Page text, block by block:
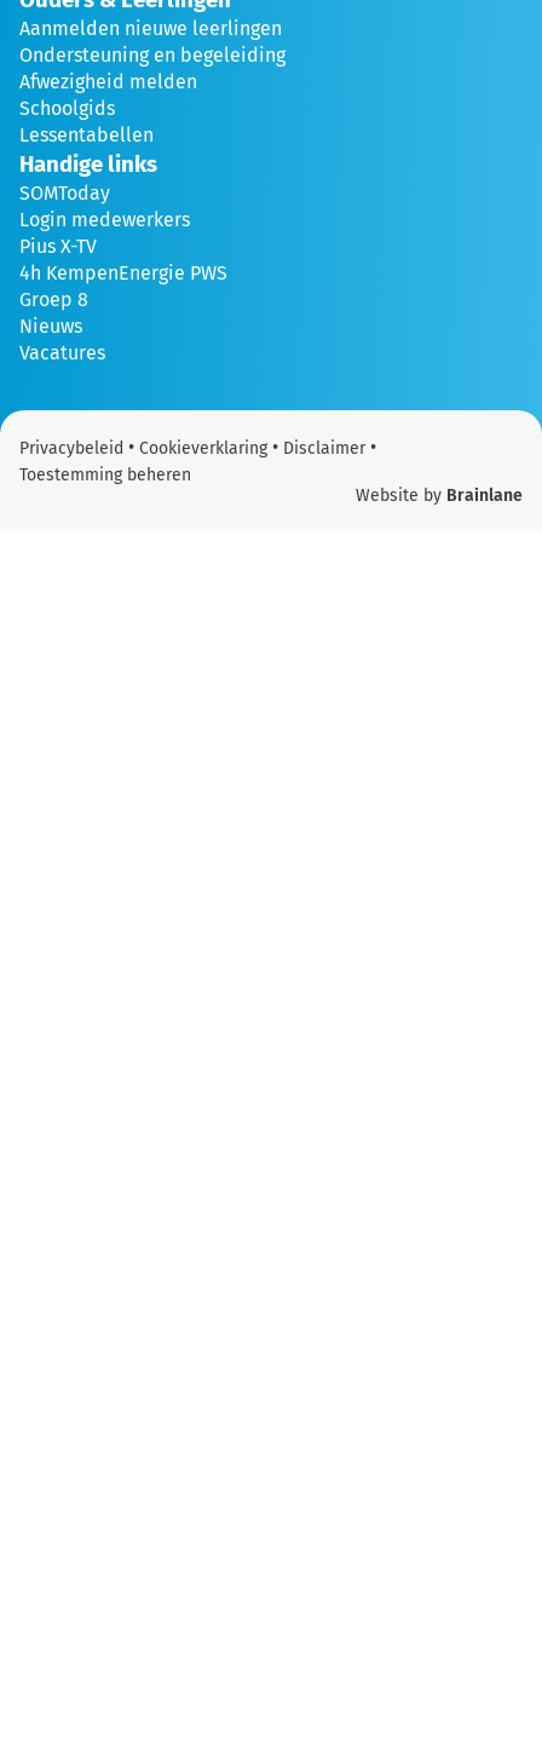
Aanmelden nieuwe leerlingen
Ondersteuning en begeleiding
Afwezigheid melden
Schoolgids
Lessentabellen
Handige links
SOMToday
Login medewerkers
Pius X-TV
4h KempenEnergie PWS
Groep 8
Nieuws
Vacatures
Privacybeleid • Cookieverklaring• Disclaimer•
Toestemming beheren
Website by Brainlane